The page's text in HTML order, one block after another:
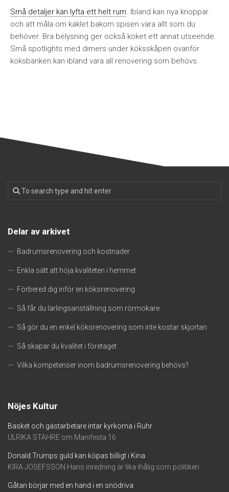
Små detaljer kan lyfta ett helt rum. Ibland kan nya knoppar
och att måla om kaklet bakom spisen vara allt som du
behöver. Bra belysning ger också köket ett annat utseende.
Små spotlights med dimers under köksskåpen ovanför
köksbänken kan ibland vara all renovering som behövs.
Delar av arkivet
Badrumsrenovering och kostnader
Enkla sätt att höja kvaliteten i hemmet
Förbered dig inför en köksrenovering
Så får du lärlingsanställning som rörmokare
Så gör du en enkel köksrenovering som inte kostar skjortan
Så skapar du kvalitet i företaget
Vilka kompetenser inom badrumsrenovering behövs?
Nöjes Kultur
Basket och gästarbetare intar kyrkorna i Ruhr
ULRIKA STAHRE om Manifesta 16
Donald Trumps guld kan köpas billigt i Kina
KIRA JOSEFSSON Hans inredning är lika ihålig som politiken
Gåtan börjar med en hand i en snödriva